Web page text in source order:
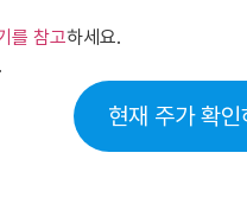
를 참고하세요.
현재 주가 확인